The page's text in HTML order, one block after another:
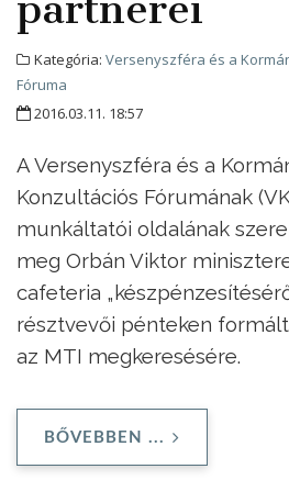
Kategória: Versenyszféra és a
Fóruma
2016.03.11. 18:57
A Versenyszféra és a
Konzultációs Fórumának
munkáltatói oldalának
meg Orbán Viktor
cafeteria
résztvevői pénteken
az MTI megkeresésére.
BŐVEBBEN ...